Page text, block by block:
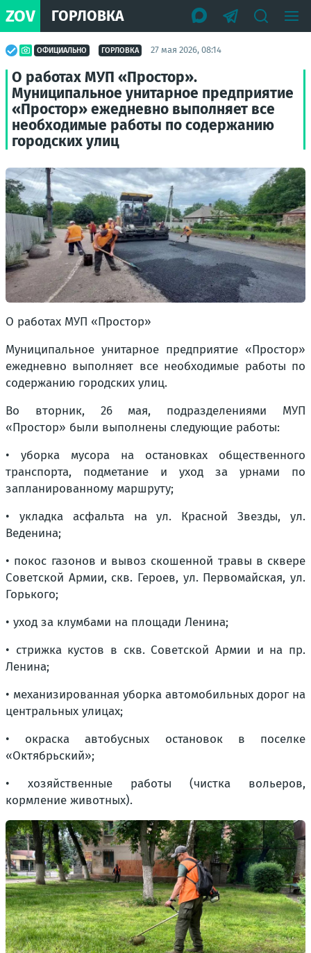
ZOV ГОРЛОВКА
ОФИЦИАЛЬНО ГОРЛОВКА 27 мая 2026, 08:14
О работах МУП «Простор».
Муниципальное унитарное предприятие
«Простор» ежедневно выполняет все
необходимые работы по содержанию
городских улиц
О работах МУП «Простор»
Муниципальное унитарное предприятие «Простор»
ежедневно выполняет все необходимые работы по
содержанию городских улиц.
Во вторник, 26 мая, подразделениями МУП
«Простор» были выполнены следующие работы:
• уборка мусора на остановках общественного
транспорта, подметание и уход за урнами по
запланированному маршруту;
• укладка асфальта на ул. Красной Звезды, ул.
Веденина;
• покос газонов и вывоз скошенной травы в сквере
Советской Армии, скв. Героев, ул. Первомайская, ул.
Горького;
• уход за клумбами на площади Ленина;
• стрижка кустов в скв. Советской Армии и на пр.
Ленина;
• механизированная уборка автомобильных дорог на
центральных улицах;
• окраска автобусных остановок в поселке
«Октябрьский»;
• хозяйственные работы (чистка вольеров,
кормление животных).